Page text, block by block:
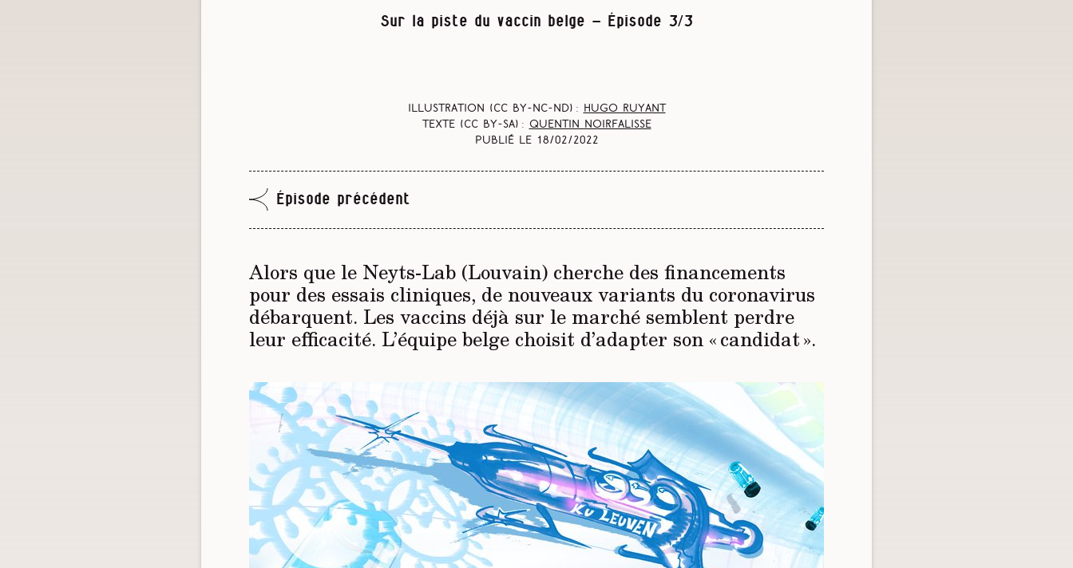
Sur la piste du vaccin belge - Épisode 3/3
Illustration (CC BY-NC-ND) :
Hugo Ruyant
Texte (CC BY-SA) :
Quentin Noirfalisse
Publié le
18/02/2022
Épisode précédent
Alors que le Neyts-Lab (Louvain) cherche des financements
pour des essais cliniques, de nouveaux variants du coronavirus
débarquent. Les vaccins déjà sur le marché semblent perdre
leur efficacité. L’équipe belge choisit d’adapter son « candidat ».